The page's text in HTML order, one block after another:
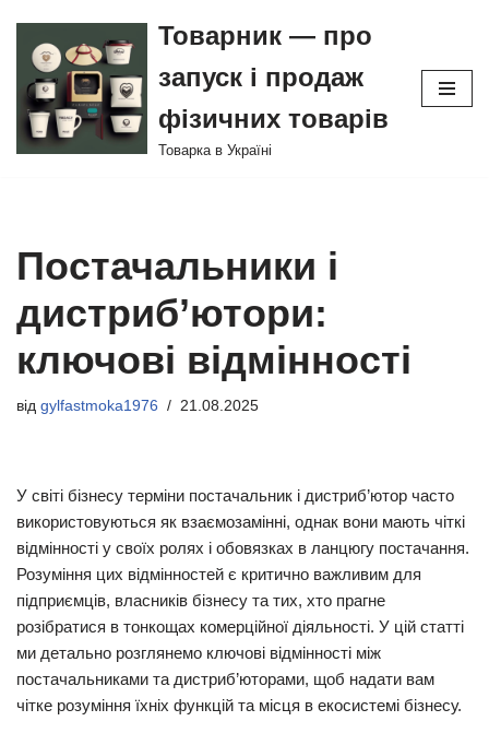
Перейти
до
вмісту
Товарник — про
запуск і продаж
фізичних товарів
Товарка в Україні
Постачальники і
дистриб’ютори:
ключові відмінності
від gylfastmoka1976 21.08.2025
У світі бізнесу терміни постачальник і дистриб’ютор часто
використовуються як взаємозамінні, однак вони мають чіткі
відмінності у своїх ролях і обовязках в ланцюгу постачання.
Розуміння цих відмінностей є критично важливим для
підприємців, власників бізнесу та тих, хто прагне
розібратися в тонкощах комерційної діяльності. У цій статті
ми детально розглянемо ключові відмінності між
постачальниками та дистриб’юторами, щоб надати вам
чітке розуміння їхніх функцій та місця в екосистемі бізнесу.